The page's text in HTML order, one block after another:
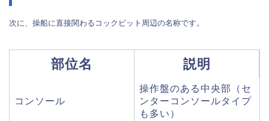
次に、操船に直接関わるコックピット周辺の名称です。
部位名 説明
コンソール
操作盤のある中央部（セ
ンターコンソールタイプ
も多い）